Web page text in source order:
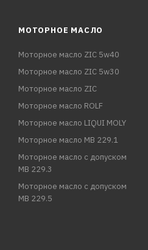
МОТОРНОЕ МАСЛО
Моторное масло ZIC 5w40
Моторное масло ZIC 5w30
Моторное масло ZIC
Моторное масло ROLF
Моторное масло LIQUI MOLY
Моторное масло MB 229.1
Моторное масло с допуском
MB 229.3
Моторное масло с допуском
MB 229.5